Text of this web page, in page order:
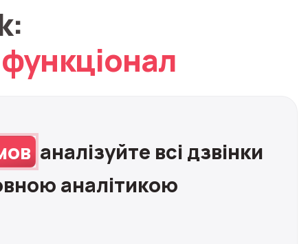
аналізуйте всі дзвінки
аналітикою